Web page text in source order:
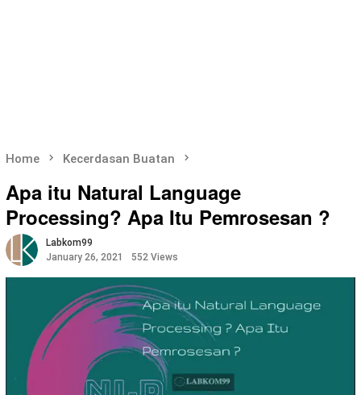
Home Kecerdasan Buatan
Apa itu Natural Language
Processing? Apa Itu Pemrosesan ?
Labkom99
January 26, 2021
552 Views